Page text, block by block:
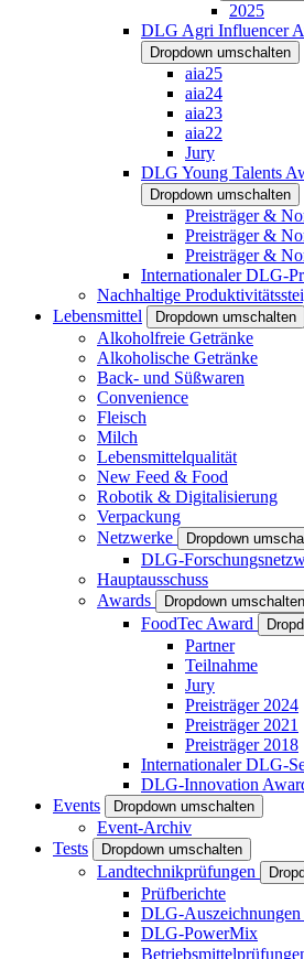
2025
DLG Agri Influencer
Dropdown umschalten
aia25
aia24
aia23
aia22
Jury
DLG Young Talents
Dropdown umschalten
Preisträger &
Preisträger &
Preisträger &
Internationaler DLG-
Nachhaltige
Lebensmittel
Dropdown umschalten
Alkoholfreie Getränke
Alkoholische Getränke
Back- und Süßwaren
Convenience
Fleisch
Milch
Lebensmittelqualität
New Feed & Food
Robotik & Digitalisierung
Verpackung
Netzwerke
Dropdown
DLG-
Hauptausschuss
Awards
Dropdown umschalten
FoodTec Award
Partner
Teilnahme
Jury
Preisträger 2024
Preisträger 2021
Preisträger 2018
Internationaler DLG-
DLG-Innovation
Events
Dropdown umschalten
Event-Archiv
Tests
Dropdown umschalten
Landtechnikprüfungen
Prüfberichte
DLG-
DLG-PowerMix